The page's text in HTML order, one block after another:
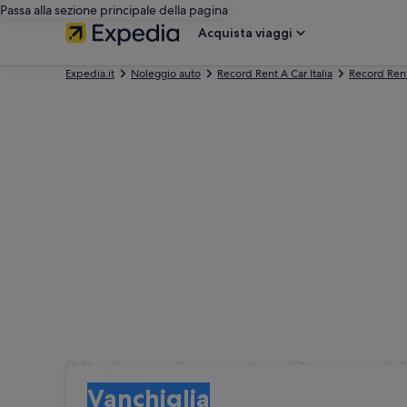
Passa alla sezione principale della pagina
Acquista viaggi
Expedia.it Noleggio auto Record Rent A Car Italia Record
Noleggio auto
Vanchiglia